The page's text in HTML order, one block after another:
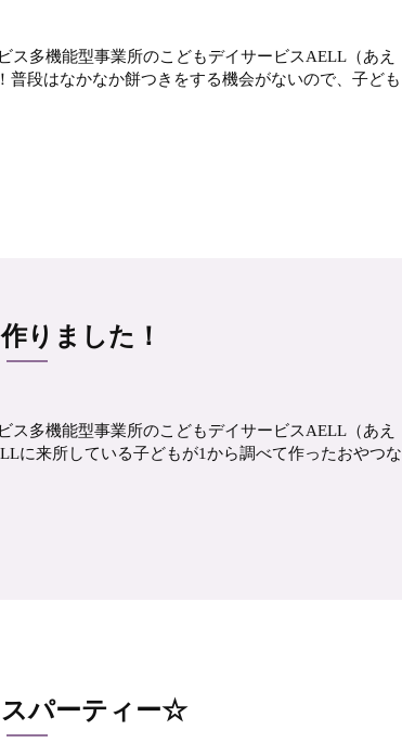
ス多機能型事業所のこどもデイサービスAELL（あえ
段はなかなか餅つきをする機会がないので、子ども
りました！
ス多機能型事業所のこどもデイサービスAELL（あえ
に来所している子どもが1から調べて作ったおやつな
パーティー☆